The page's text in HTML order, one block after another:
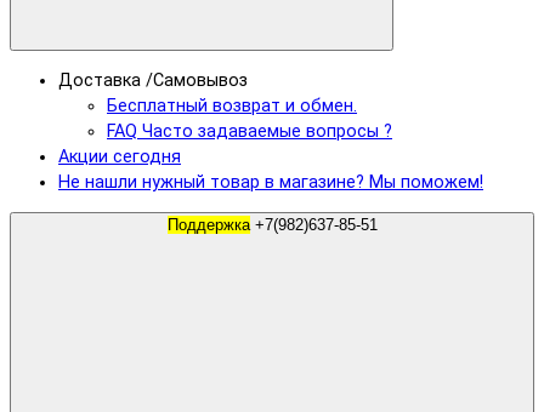
Доставка /Самовывоз
Бесплатный возврат и обмен.
FAQ Часто задаваемые вопросы ?
Акции сегодня
Не нашли нужный товар в магазине? Мы поможем!
Поддержка +7(982)637-85-51